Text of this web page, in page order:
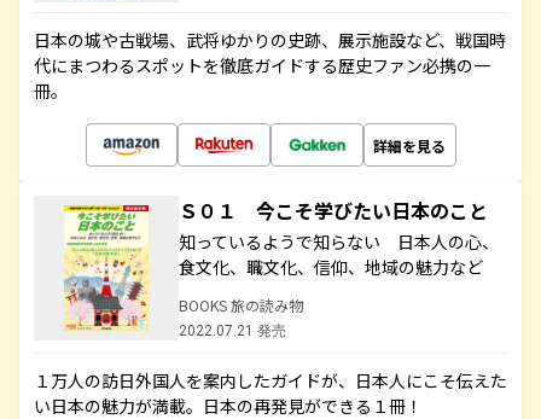
日本の城や古戦場、武将ゆかりの史跡、展示施設など、戦国時
代にまつわるスポットを徹底ガイドする歴史ファン必携の一
冊。
詳細を見る
Ｓ０１ 今こそ学びたい日本のこと
知っているようで知らない 日本人の心、
食文化、職文化、信仰、地域の魅力など
BOOKS 旅の読み物
2022.07.21 発売
１万人の訪日外国人を案内したガイドが、日本人にこそ伝えた
い日本の魅力が満載。日本の再発見ができる１冊！